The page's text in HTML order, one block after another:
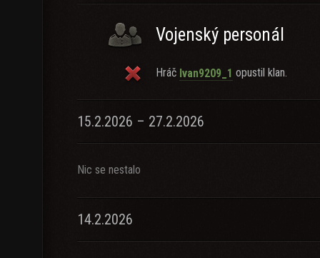
Vojenský personál
Hráč Ivan9209_1 opustil klan.
15.2.2026 – 27.2.2026
Nic se nestalo
14.2.2026